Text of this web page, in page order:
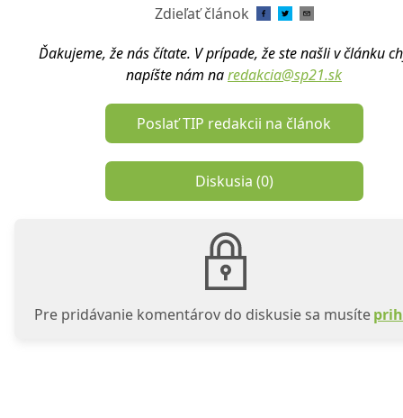
Zdieľať článok
Ďakujeme, že nás čítate. V prípade, že ste našli v článku
napíšte nám naredakcia@sp21.sk
Poslať TIP redakcii na článok
Diskusia (0)
Pre pridávanie komentárov do diskusie sa musíte